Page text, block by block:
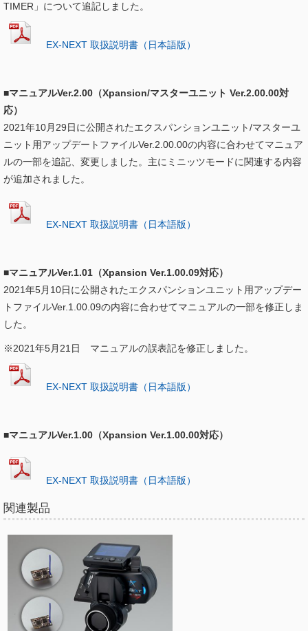
TIMER」について追記しました。
EX-NEXT 取扱説明書（日本語版）
■マニュアルVer.2.00（Xpansion/マスターユニット Ver.2.00.00対
応）
2021年10月29日に公開されたエクスパンションユニット/マスターユ
ニット用アップデートファイルVer.2.00.00の内容に合わせてマニュア
ルの一部を追記、変更しました。主にミニッツモードに関連する内容
が追加されました。
EX-NEXT 取扱説明書（日本語版）
■マニュアルVer.1.01（Xpansion Ver.1.00.09対応）
2021年5月10日に公開されたエクスパンションユニット用アップデー
トファイルVer.1.00.09の内容に合わせてマニュアルの一部を修正しま
した。
※2021年5月21日 マニュアルの誤表記を修正しました。
EX-NEXT 取扱説明書（日本語版）
■マニュアルVer.1.00（Xpansion Ver.1.00.00対応）
EX-NEXT 取扱説明書（日本語版）
関連製品